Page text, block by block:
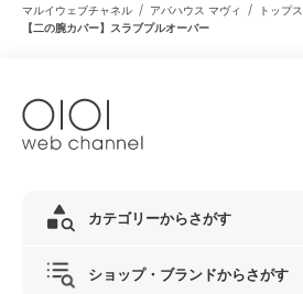
マルイウェブチャネル / アバハウス マヴィ / トップス
【二の腕カバー】スラブプルオーバー
カテゴリーからさがす
ショップ・ブランドからさがす